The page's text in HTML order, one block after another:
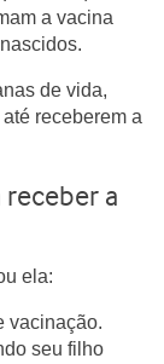
a vacina
de vida,
receberem a
a
ela:
vacinação.
seu filho